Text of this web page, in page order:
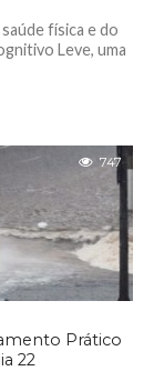
física e do
Leve, uma
747
Prático
22